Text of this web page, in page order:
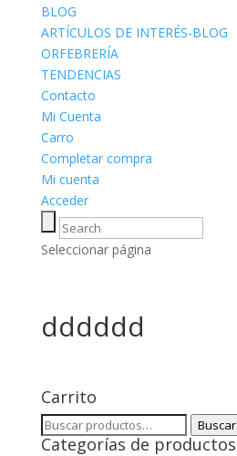
BLOG
ARTÍCULOS DE INTERÉS-BLOG
ORFEBRERÍA
TENDENCIAS
Contacto
Mi Cuenta
Carro
Completar compra
Mi cuenta
Acceder
Seleccionar página
dddddd
Carrito
Buscar
por:
Buscar
Categorías de productos